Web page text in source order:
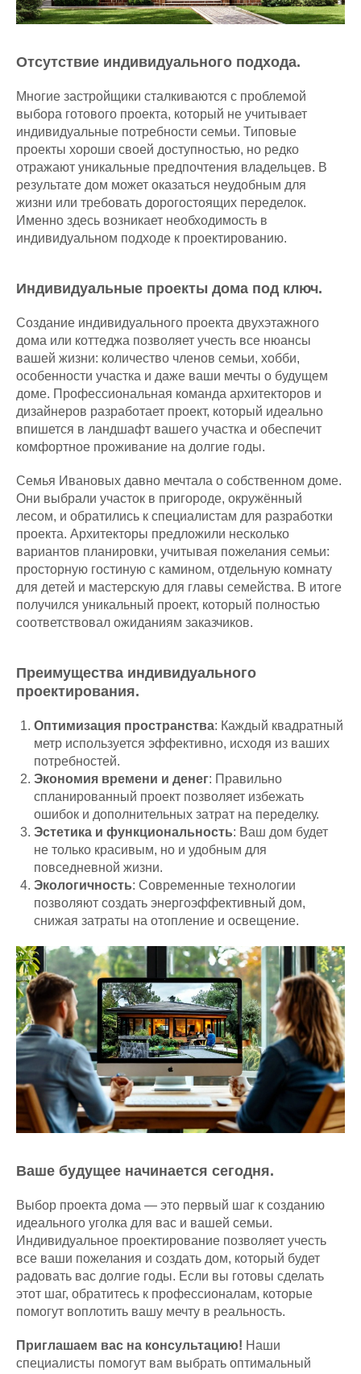
Отсутствие индивидуального подхода.
Многие застройщики сталкиваются с проблемой
выбора готового проекта, который не учитывает
индивидуальные потребности семьи. Типовые
проекты хороши своей доступностью, но редко
отражают уникальные предпочтения владельцев. В
результате дом может оказаться неудобным для
жизни или требовать дорогостоящих переделок.
Именно здесь возникает необходимость в
индивидуальном подходе к проектированию.
Индивидуальные проекты дома под ключ.
Создание индивидуального проекта двухэтажного
дома или коттеджа позволяет учесть все нюансы
вашей жизни: количество членов семьи, хобби,
особенности участка и даже ваши мечты о будущем
доме. Профессиональная команда архитекторов и
дизайнеров разработает проект, который идеально
впишется в ландшафт вашего участка и обеспечит
комфортное проживание на долгие годы.
Семья Ивановых давно мечтала о собственном доме.
Они выбрали участок в пригороде, окружённый
лесом, и обратились к специалистам для разработки
проекта. Архитекторы предложили несколько
вариантов планировки, учитывая пожелания семьи:
просторную гостиную с камином, отдельную комнату
для детей и мастерскую для главы семейства. В итоге
получился уникальный проект, который полностью
соответствовал ожиданиям заказчиков.
Преимущества индивидуального
проектирования.
Оптимизация пространства: Каждый квадратный
метр используется эффективно, исходя из ваших
потребностей.
Экономия времени и денег: Правильно
спланированный проект позволяет избежать
ошибок и дополнительных затрат на переделку.
Эстетика и функциональность: Ваш дом будет
не только красивым, но и удобным для
повседневной жизни.
Экологичность: Современные технологии
позволяют создать энергоэффективный дом,
снижая затраты на отопление и освещение.
Ваше будущее начинается сегодня.
Выбор проекта дома — это первый шаг к созданию
идеального уголка для вас и вашей семьи.
Индивидуальное проектирование позволяет учесть
все ваши пожелания и создать дом, который будет
радовать вас долгие годы. Если вы готовы сделать
этот шаг, обратитесь к профессионалам, которые
помогут воплотить вашу мечту в реальность.
Приглашаем вас на консультацию! Наши
специалисты помогут вам выбрать оптимальный